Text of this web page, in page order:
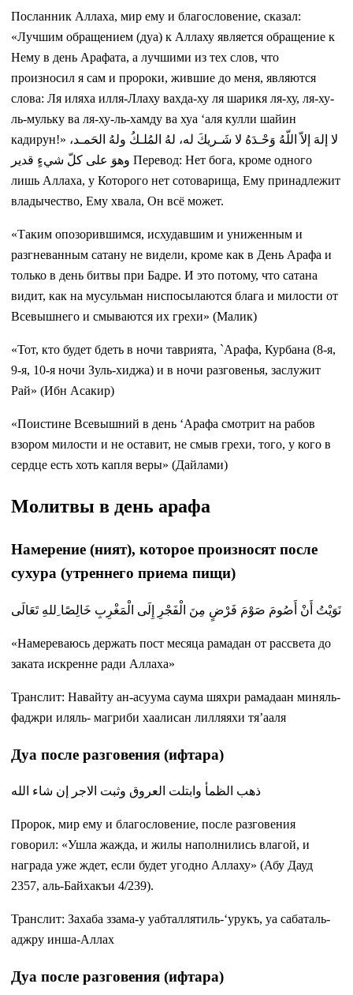
Посланник Аллаха, мир ему и благословение, сказал:
«Лучшим обращением (дуа) к Аллаху является обращение к
Нему в день Арафата, а лучшими из тех слов, что
произносил я сам и пророки, жившие до меня, являются
слова: Ля иляха илля-Ллаху вахда-ху ля шарикя ля-ху, ля-ху-
ль-мульку ва ля-ху-ль-хамду ва хуа ‘аля кулли шайин
кадирун!» لا إلهَ إلاّ اللّهُ وَحْـدَهُ لا شَـريكَ له، لهُ المُلـكُ ولهُ الحَمـد،
وهوَ على كلّ شيءٍ قدير Перевод: Нет бога, кроме одного
лишь Аллаха, у Которого нет сотоварища, Ему принадлежит
владычество, Ему хвала, Он всё может.
«Таким опозорившимся, исхудавшим и униженным и
разгневанным сатану не видели, кроме как в День Арафа и
только в день битвы при Бадре. И это потому, что сатана
видит, как на мусульман ниспосылаются блага и милости от
Всевышнего и смываются их грехи» (Малик)
«Тот, кто будет бдеть в ночи таврията, `Арафа, Курбана (8-я,
9-я, 10-я ночи Зуль-хиджа) и в ночи разговенья, заслужит
Рай» (Ибн Асакир)
«Поистине Всевышний в день ‘Арафа смотрит на рабов
взором милости и не оставит, не смыв грехи, того, у кого в
сердце есть хоть капля веры» (Дайлами)
Молитвы в день арафа
Намерение (ният), которое произносят после
сухура (утреннего приема пищи)
نَوَيْتُ أَنْ أَصُومَ صَوْمَ فَرْضٍ مِنَ الْفَجْرِ إِلَى الْمَغْرِبِ خَالِصًا ِللهِ تَعَالَى
«Намереваюсь держать пост месяца рамадан от рассвета до
заката искренне ради Аллаха»
Транслит: Навайту ан-асуума саума шяхри рамадаан миняль-
фаджри иляль- магриби хаалисан лилляяхи тя’ааля
Дуа после разговения (ифтара)
ذهب الظمأ وابتلت العروق وثبت الاجر إن شاء الله
Пророк, мир ему и благословение, после разговения
говорил: «Ушла жажда, и жилы наполнились влагой, и
награда уже ждет, если будет угодно Аллаху» (Абу Дауд
2357, аль-Байхакъи 4/239).
Транслит: Захаба ззама-у уабталлятиль-‘урукъ, уа сабаталь-
аджру инша-Аллах
Дуа после разговения (ифтара)